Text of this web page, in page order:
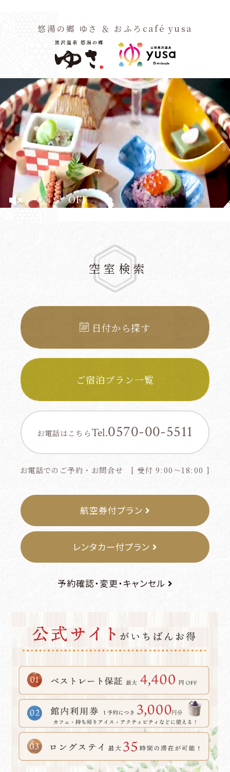
悠湯の郷 ゆさ ＆ おふろcafé yusa
ON OFF
空室 検索
日付から探す
ご宿泊プラン一覧
お電話はこちらTel.0570-00-5511
お電話でのご予約・お問合せ [ 受付 9:00～18:00 ]
航空券付プラン
レンタカー付プラン
予約確認・変更・キャンセル
空室検索
宿泊日
日付未定
予約確認・変更・キャンセル
Tel.0570-00-5511
【お問い合わせ 24時間年中無休 / ご予約 9:00～18:00】
ホーム
ようこそ、ゆさへ
おふろCafé
交通案内
ゆさの楽しみ⽅
ゆさからのお知らせ
よくあるご質問・お問い合わせ
プライバシーポリシー
宿泊約款
ご宿泊予約
予約確認・変更・キャンセル
新規会員登録
会員登録内容の変更